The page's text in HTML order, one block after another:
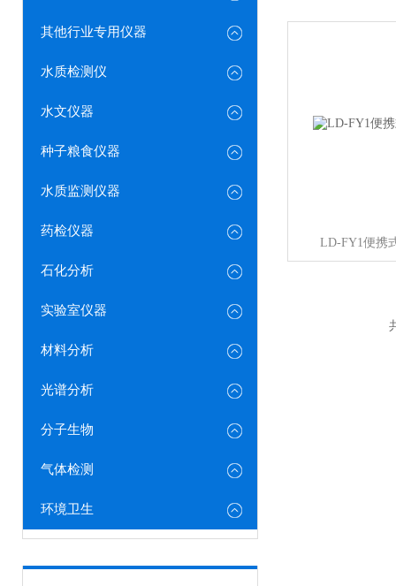
其他行业专用仪器
水质检测仪
水文仪器
种子粮食仪器
水质监测仪器
药检仪器
石化分析
实验室仪器
材料分析
光谱分析
分子生物
气体检测
环境卫生
LD-FY1便携